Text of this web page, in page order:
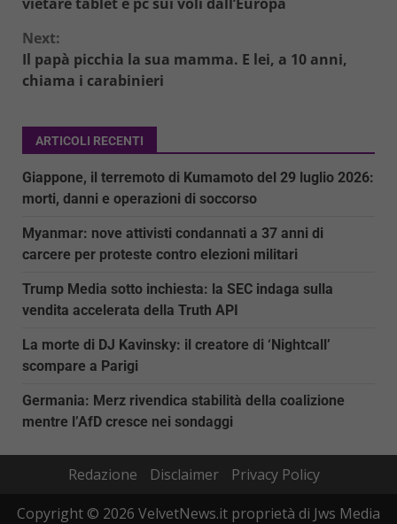
Next:
Il papà picchia la sua mamma. E lei, a 10 anni,
chiama i carabinieri
ARTICOLI RECENTI
Giappone, il terremoto di Kumamoto del 29 luglio 2026:
morti, danni e operazioni di soccorso
Myanmar: nove attivisti condannati a 37 anni di
carcere per proteste contro elezioni militari
Trump Media sotto inchiesta: la SEC indaga sulla
vendita accelerata della Truth API
La morte di DJ Kavinsky: il creatore di ‘Nightcall’
scompare a Parigi
Germania: Merz rivendica stabilità della coalizione
mentre l’AfD cresce nei sondaggi
Redazione Disclaimer
Privacy Policy
Copyright © 2026 VelvetNews.it proprietà di Jws Media